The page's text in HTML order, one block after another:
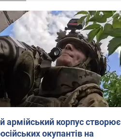
армійський корпус створює
окупантів на